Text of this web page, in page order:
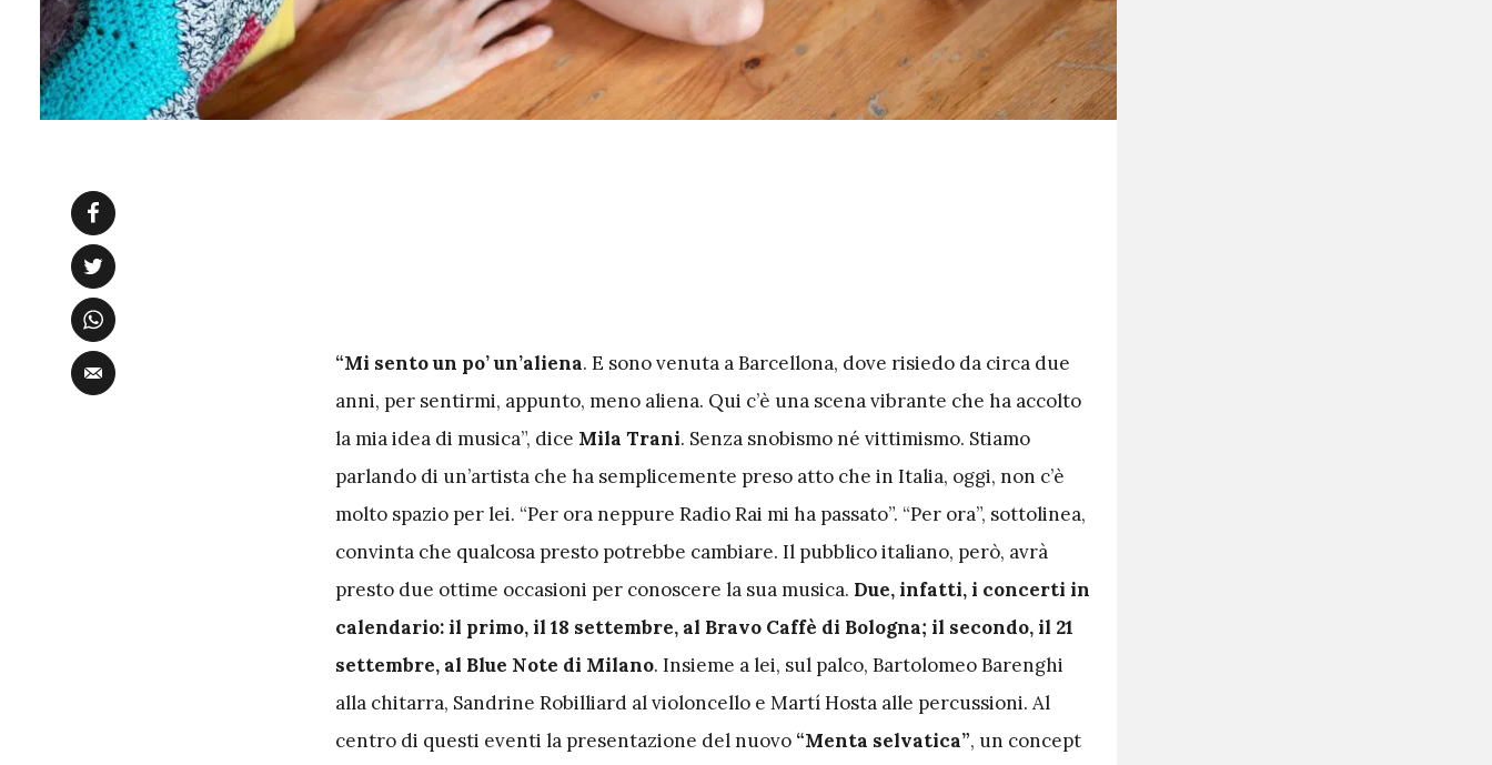
“Mi sento un po’ un’aliena. E sono venuta a Barcellona, dove risiedo da circa due
anni, per sentirmi, appunto, meno aliena. Qui c’è una scena vibrante che ha accolto
la mia idea di musica”, dice Mila Trani. Senza snobismo né vittimismo. Stiamo
parlando di un’artista che ha semplicemente preso atto che in Italia, oggi, non c’è
molto spazio per lei. “Per ora neppure Radio Rai mi ha passato”. “Per ora”, sottolinea,
convinta che qualcosa presto potrebbe cambiare. Il pubblico italiano, però, avrà
presto due ottime occasioni per conoscere la sua musica. Due, infatti, i concerti in
calendario: il primo, il 18 settembre, al Bravo Caffè di Bologna; il secondo, il 21
settembre, al Blue Note di Milano. Insieme a lei, sul palco, Bartolomeo Barenghi
alla chitarra, Sandrine Robilliard al violoncello e Martí Hosta alle percussioni. Al
centro di questi eventi la presentazione del nuovo “Menta selvatica”, un concept